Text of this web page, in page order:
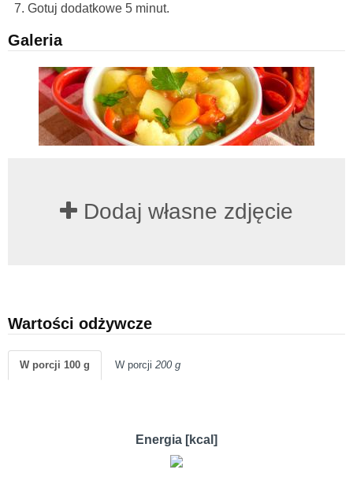
Gotuj dodatkowe 5 minut.
Galeria
Dodaj własne zdjęcie
Wartości odżywcze
W porcji 100 g W porcji 200 g
Energia [kcal]